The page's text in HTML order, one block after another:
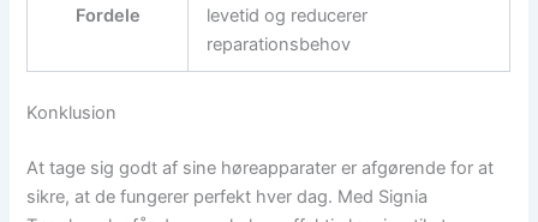
Fordele
levetid og reducerer
reparationsbehov
Konklusion
At tage sig godt af sine høreapparater er afgørende for at
sikre, at de fungerer perfekt hver dag. Med Signia